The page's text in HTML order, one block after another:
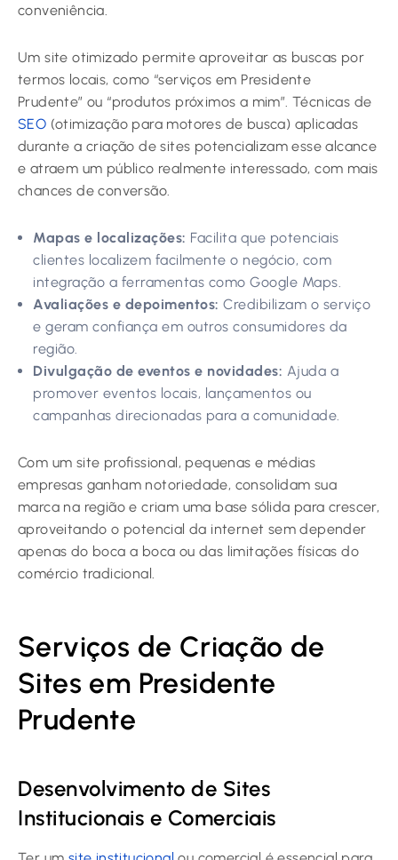
conveniência.
Um site otimizado permite aproveitar as buscas por
termos locais, como “serviços em Presidente
Prudente” ou “produtos próximos a mim”. Técnicas de
SEO (otimização para motores de busca) aplicadas
durante a criação de sites potencializam esse alcance
e atraem um público realmente interessado, com mais
chances de conversão.
Mapas e localizações: Facilita que potenciais
clientes localizem facilmente o negócio, com
integração a ferramentas como Google Maps.
Avaliações e depoimentos: Credibilizam o serviço
e geram confiança em outros consumidores da
região.
Divulgação de eventos e novidades: Ajuda a
promover eventos locais, lançamentos ou
campanhas direcionadas para a comunidade.
Com um site profissional, pequenas e médias
empresas ganham notoriedade, consolidam sua
marca na região e criam uma base sólida para crescer,
aproveitando o potencial da internet sem depender
apenas do boca a boca ou das limitações físicas do
comércio tradicional.
Serviços de Criação de
Sites em Presidente
Prudente
Desenvolvimento de Sites
Institucionais e Comerciais